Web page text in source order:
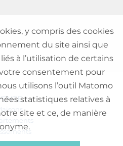
y compris des cookies
du site ainsi que
à l’utilisation de certains
consentement pour
utilisons l’outil Matomo
statistiques relatives à
site et ce, de manière